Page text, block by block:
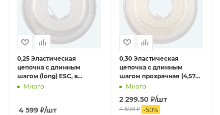
0,25 Эластическая
цепочка с длинным
шагом (long) ESC, в
катушках (4,572м)
Много
4 599 ₽/шт
0,30 Эластическая
цепочка с длинным
шагом прозрачная (4,572
м) Много
2 299.50 ₽/шт
4 599₽ -50%